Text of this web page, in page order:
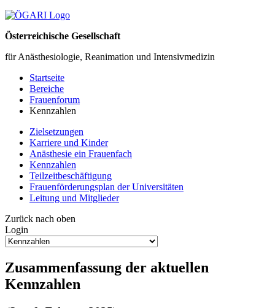
Österreichische Gesellschaft
für Anästhesiologie, Reanimation und Intensivmedizin
Startseite
Bereiche
Frauenforum
Kennzahlen
Zielsetzungen
Karriere und Kinder
Anästhesie ein Frauenfach
Kennzahlen
Teilzeitbeschäftigung
Frauenförderungsplan der Universitäten
Leitung und Mitglieder
Zurück nach oben
Login
Zusammenfassung der aktuellen
Kennzahlen